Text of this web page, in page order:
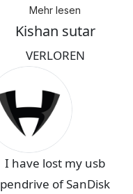
Mehr lesen
Kishan sutar
VERLOREN
I have lost my usb
pendrive of SanDisk